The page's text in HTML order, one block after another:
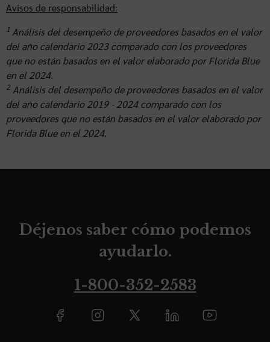
Avisos de responsabilidad:
1 Análisis del desempeño de proveedores basados en el valor
del año calendario 2023 comparado con los proveedores
que no están basados en el valor elaborado por Florida Blue
en el 2024.
2 Análisis del desempeño de proveedores basados en el valor
del año calendario 2019 - 2024 comparado con los
proveedores que no están basados en el valor elaborado por
Florida Blue en el 2024.
Déjenos saber cómo podemos
ayudarlo.
1-800-352-2583